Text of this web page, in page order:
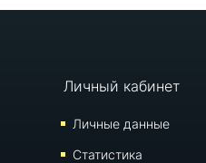
Личный кабинет
Личные данные
Статистика